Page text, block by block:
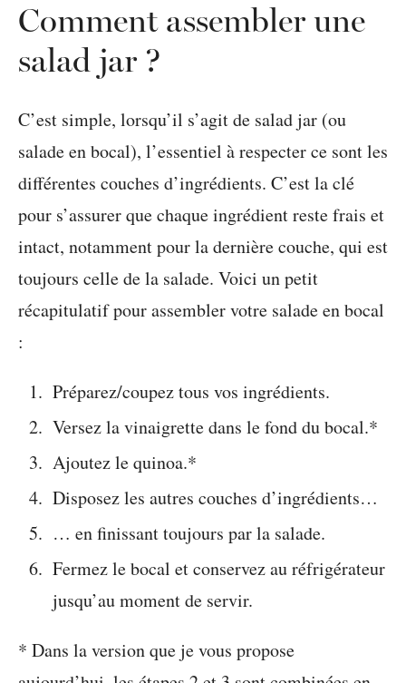
Comment assembler une
salad jar ?
C’est simple, lorsqu’il s’agit de salad jar (ou
salade en bocal), l’essentiel à respecter ce sont les
différentes couches d’ingrédients. C’est la clé
pour s’assurer que chaque ingrédient reste frais et
intact, notamment pour la dernière couche, qui est
toujours celle de la salade. Voici un petit
récapitulatif pour assembler votre salade en bocal
:
Préparez/coupez tous vos ingrédients.
Versez la vinaigrette dans le fond du bocal.*
Ajoutez le quinoa.*
Disposez les autres couches d’ingrédients…
… en finissant toujours par la salade.
Fermez le bocal et conservez au réfrigérateur
jusqu’au moment de servir.
* Dans la version que je vous propose